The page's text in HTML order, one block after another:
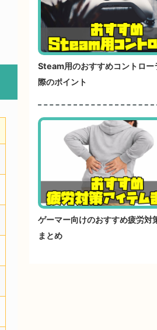
Steam用のおすすめコントロー
際のポイント
ゲーマー向けのおすすめ疲労対
まとめ